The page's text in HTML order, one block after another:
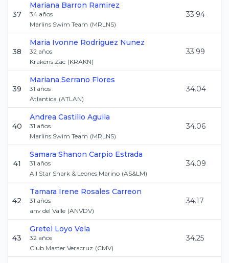
37
Mariana Barron Ramirez
34 años
Marlins Swim Team (MRLNS)
33.94
38
Maria Ivonne Rodriguez Nunez
32 años
Krakens Zac (KRAKN)
33.99
39
Mariana Serrano Flores
31 años
Atlantica (ATLAN)
34.04
40
Andrea Castillo Aguila
31 años
Marlins Swim Team (MRLNS)
34.06
41
Samara Shanon Carpio Estrada
31 años
All Star Shark & Leones Marino (AS&LM)
34.09
42
Tamara Irene Rosales Carreon
31 años
anv del Valle (ANVDV)
34.17
43
Gretel Loyo Vela
32 años
Club Master Veracruz (CMV)
34.25